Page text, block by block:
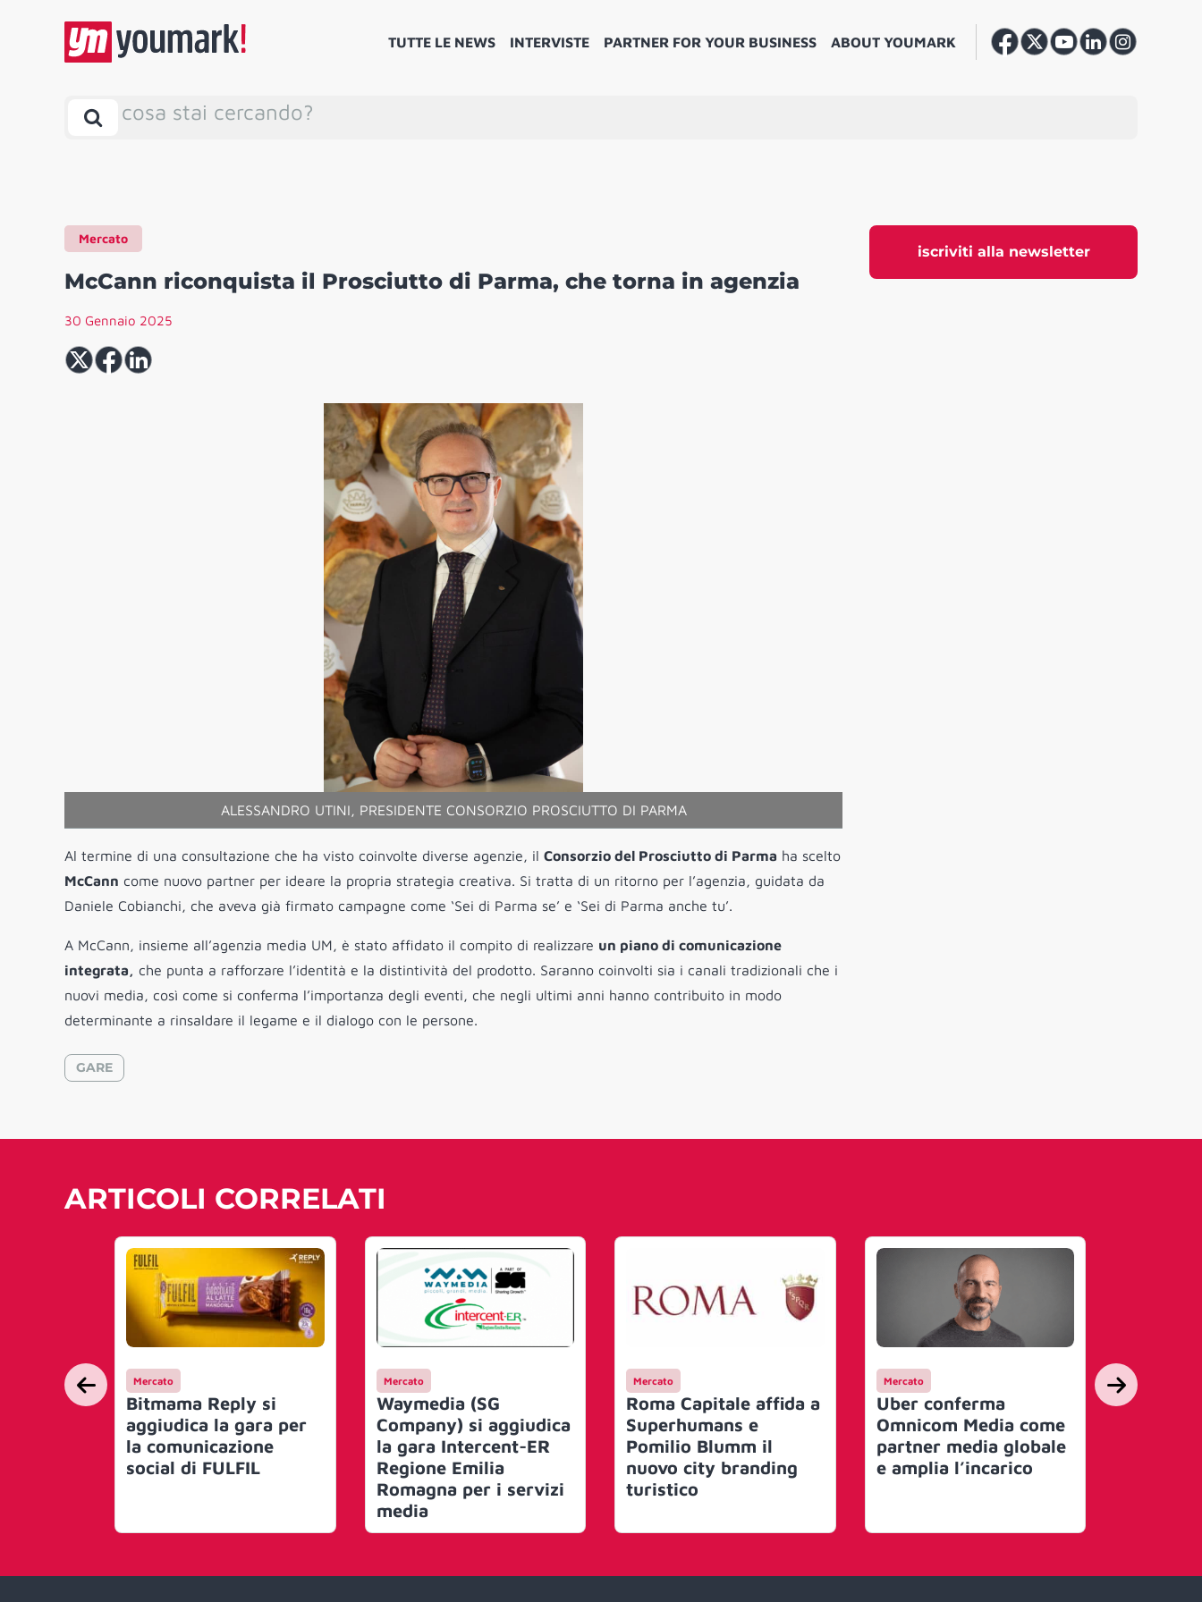
TUTTE LE NEWS INTERVISTE PARTNER FOR YOUR BUSINESS ABOUT YOUMARK
cosa stai cercando?
iscriviti alla newsletter
Mercato
McCann riconquista il Prosciutto di Parma, che torna in agenzia
30 Gennaio 2025
ALESSANDRO UTINI, PRESIDENTE CONSORZIO PROSCIUTTO DI PARMA
Al termine di una consultazione che ha visto coinvolte diverse agenzie, il Consorzio del Prosciutto di Parma ha scelto
McCann come nuovo partner per ideare la propria strategia creativa. Si tratta di un ritorno per l’agenzia, guidata da
Daniele Cobianchi, che aveva già firmato campagne come ‘Sei di Parma se’ e ‘Sei di Parma anche tu’.
A McCann, insieme all’agenzia media UM, è stato affidato il compito di realizzare un piano di comunicazione
integrata, che punta a rafforzare l’identità e la distintività del prodotto. Saranno coinvolti sia i canali tradizionali che i
nuovi media, così come si conferma l’importanza degli eventi, che negli ultimi anni hanno contribuito in modo
determinante a rinsaldare il legame e il dialogo con le persone.
GARE
ARTICOLI CORRELATI
Mercato
Bitmama Reply si
aggiudica la gara per
la comunicazione
social di FULFIL
Mercato
Waymedia (SG
Company) si aggiudica
la gara Intercent-ER
Regione Emilia
Romagna per i servizi
media
Mercato
Roma Capitale affida a
Superhumans e
Pomilio Blumm il
nuovo city branding
turistico
Mercato
Uber conferma
Omnicom Media come
partner media globale
e amplia l’incarico
Campagne